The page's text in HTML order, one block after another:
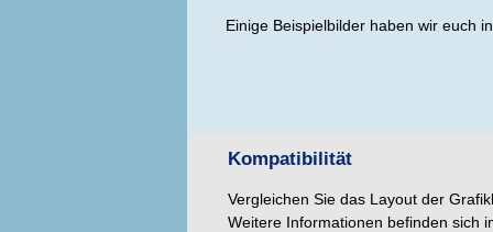
Einige Beispielbilder haben wir euch
Kompatibilität
Vergleichen Sie das Layout der
Weitere Informationen befinden sich